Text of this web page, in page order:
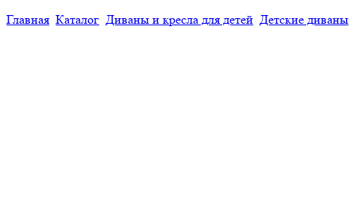
Главная Каталог Диваны и кресла для детей Детские диваны